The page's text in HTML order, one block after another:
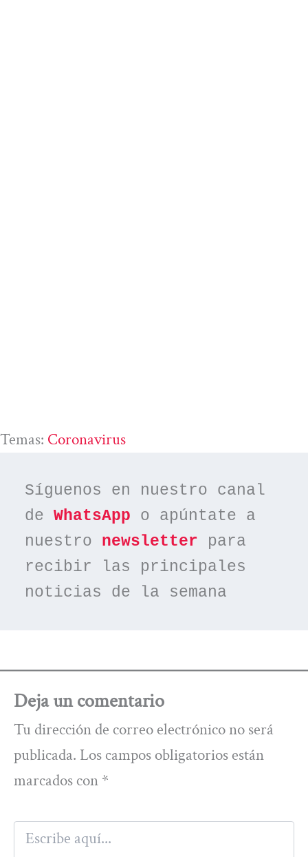
Temas: Coronavirus
Síguenos en nuestro canal
de WhatsApp o apúntate a
nuestro newsletter para
recibir las principales
noticias de la semana
Deja un comentario
Tu dirección de correo electrónico no será
publicada. Los campos obligatorios están
marcados con *
Escribe
aquí...